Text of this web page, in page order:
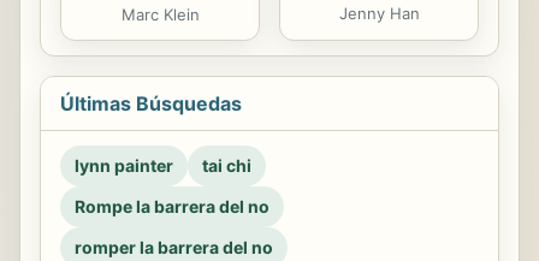
Marc Klein Jenny Han
Últimas Búsquedas
lynn painter
tai chi
Rompe la barrera del no
romper la barrera del no